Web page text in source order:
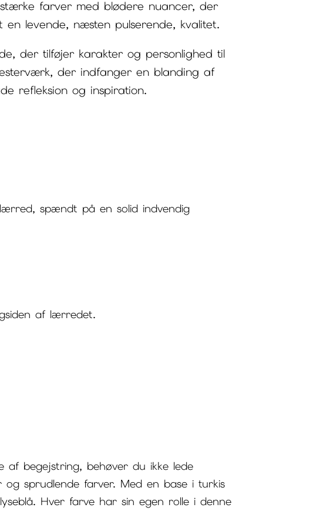
farver med blødere nuancer, der
levende, næsten pulserende, kvalitet.
der tilføjer karakter og personlighed til
der indfanger en blanding af
refleksion og inspiration.
spændt på en solid indvendig
af lærredet.
begejstring, behøver du ikke lede
sprudlende farver. Med en base i turkis
Hver farve har sin egen rolle i denne